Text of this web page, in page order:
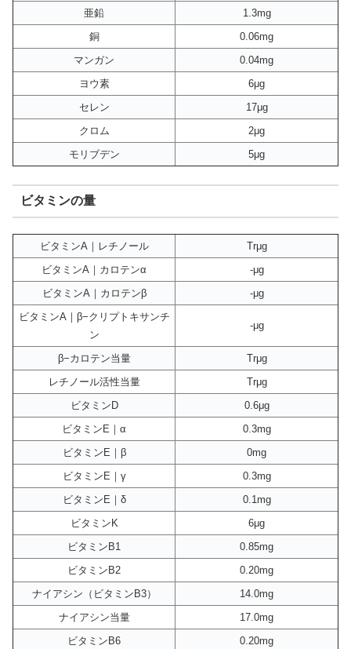
亜鉛
1.3mg
銅
0.06mg
マンガン
0.04mg
ヨウ素
6μg
セレン
17μg
クロム
2μg
モリブデン
5μg
ビタミンの量
ビタミンA｜レチノール
Trμg
ビタミンA｜カロテンα
-μg
ビタミンA｜カロテンβ
-μg
ビタミンA｜β−クリプトキサンチ
ン
-μg
β−カロテン当量
Trμg
レチノール活性当量
Trμg
ビタミンD
0.6μg
ビタミンE｜α
0.3mg
ビタミンE｜β
0mg
ビタミンE｜γ
0.3mg
ビタミンE｜δ
0.1mg
ビタミンK
6μg
ビタミンB1
0.85mg
ビタミンB2
0.20mg
ナイアシン（ビタミンB3）
14.0mg
ナイアシン当量
17.0mg
ビタミンB6
0.20mg